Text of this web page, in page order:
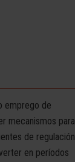
emprego de
mecanismos para
de regulación
en períodos